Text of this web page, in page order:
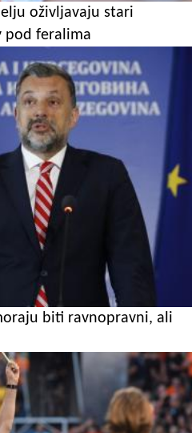
oživljavaju stari
pod feralima
biti ravnopravni, ali